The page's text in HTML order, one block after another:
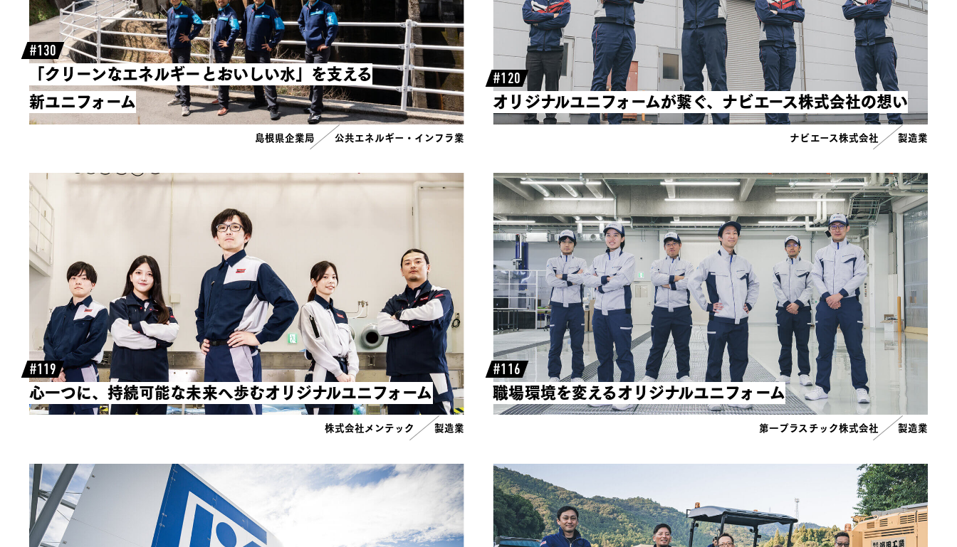
#130
「クリーンなエネルギーとおいしい水」を支える
新ユニフォーム
島根県企業局 公共エネルギー・インフラ業
#120
オリジナルユニフォームが繋ぐ、ナビエース株式会社の想い
ナビエース株式会社 製造業
#119
心一つに、持続可能な未来へ歩むオリジナルユニフォーム
株式会社メンテック 製造業
#116
職場環境を変えるオリジナルユニフォーム
第一プラスチック株式会社 製造業